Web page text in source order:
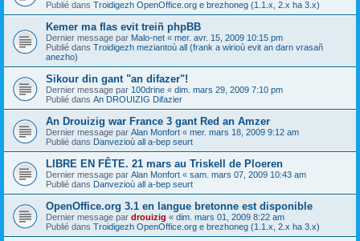
Publié dans Troidigezh OpenOffice.org e brezhoneg (1.1.x, 2.x ha 3.x)
Kemer ma flas evit treiñ phpBB
Dernier message par Malo-net « mer. avr. 15, 2009 10:15 pm
Publié dans Troidigezh meziantoù all (frank a wirioù evit an darn vrasañ
anezho)
Sikour din gant "an difazer"!
Dernier message par 100drine « dim. mars 29, 2009 7:10 pm
Publié dans An DROUIZIG Difazier
An Drouizig war France 3 gant Red an Amzer
Dernier message par Alan Monfort « mer. mars 18, 2009 9:12 am
Publié dans Danvezioù all a-bep seurt
LIBRE EN FÊTE. 21 mars au Triskell de Ploeren
Dernier message par Alan Monfort « sam. mars 07, 2009 10:43 am
Publié dans Danvezioù all a-bep seurt
OpenOffice.org 3.1 en langue bretonne est disponible
Dernier message par drouizig « dim. mars 01, 2009 8:22 am
Publié dans Troidigezh OpenOffice.org e brezhoneg (1.1.x, 2.x ha 3.x)